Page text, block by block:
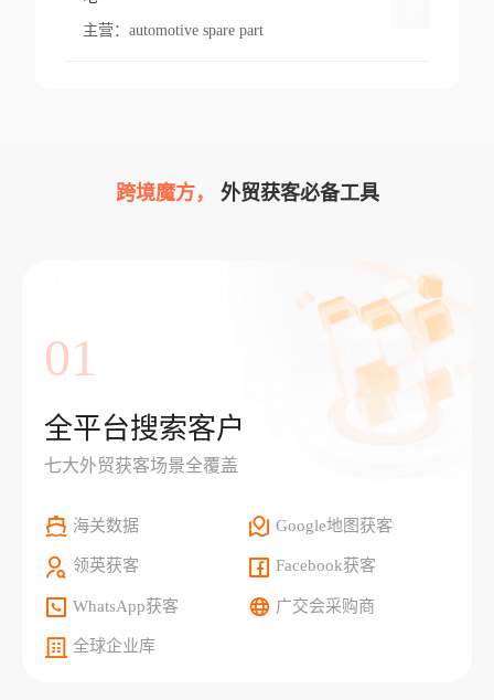
主营： automotive spare part
跨境魔方， 外贸获客必备工具
01
全平台搜索客户
七大外贸获客场景全覆盖
海关数据 Google地图获客
领英获客 Facebook获客
WhatsApp获客 广交会采购商
全球企业库